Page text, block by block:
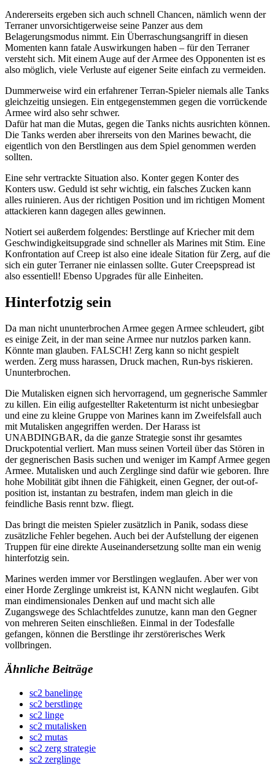
Andererseits ergeben sich auch schnell Chancen, nämlich wenn der
Terraner unvorsichtigerweise seine Panzer aus dem
Belagerungsmodus nimmt. Ein Überraschungsangriff in diesen
Momenten kann fatale Auswirkungen haben – für den Terraner
versteht sich. Mit einem Auge auf der Armee des Opponenten ist es
also möglich, viele Verluste auf eigener Seite einfach zu vermeiden.
Dummerweise wird ein erfahrener Terran-Spieler niemals alle Tanks
gleichzeitig unsiegen. Ein entgegenstemmen gegen die vorrückende
Armee wird also sehr schwer.
Dafür hat man die Mutas, gegen die Tanks nichts ausrichten können.
Die Tanks werden aber ihrerseits von den Marines bewacht, die
eigentlich von den Berstlingen aus dem Spiel genommen werden
sollten.
Eine sehr vertrackte Situation also. Konter gegen Konter des
Konters usw. Geduld ist sehr wichtig, ein falsches Zucken kann
alles ruinieren. Aus der richtigen Position und im richtigen Moment
attackieren kann dagegen alles gewinnen.
Notiert sei außerdem folgendes: Berstlinge auf Kriecher mit dem
Geschwindigkeitsupgrade sind schneller als Marines mit Stim. Eine
Konfrontation auf Creep ist also eine ideale Sitation für Zerg, auf die
sich ein guter Terraner nie einlassen sollte. Guter Creepspread ist
also essentiell! Ebenso Upgrades für alle Einheiten.
Hinterfotzig sein
Da man nicht ununterbrochen Armee gegen Armee schleudert, gibt
es einige Zeit, in der man seine Armee nur nutzlos parken kann.
Könnte man glauben. FALSCH! Zerg kann so nicht gespielt
werden. Zerg muss harassen, Druck machen, Run-bys riskieren.
Ununterbrochen.
Die Mutalisken eignen sich hervorragend, um gegnerische Sammler
zu killen. Ein eilig aufgestellter Raketenturm ist nicht unbesiegbar
und eine zu kleine Gruppe von Marines kann im Zweifelsfall auch
mit Mutalisken angegriffen werden. Der Harass ist
UNABDINGBAR, da die ganze Strategie sonst ihr gesamtes
Druckpotential verliert. Man muss seinen Vorteil über das Stören in
der gegnerischen Basis suchen und weniger im Kampf Armee gegen
Armee. Mutalisken und auch Zerglinge sind dafür wie geboren. Ihre
hohe Mobilität gibt ihnen die Fähigkeit, einen Gegner, der out-of-
position ist, instantan zu bestrafen, indem man gleich in die
feindliche Basis rennt bzw. fliegt.
Das bringt die meisten Spieler zusätzlich in Panik, sodass diese
zusätzliche Fehler begehen. Auch bei der Aufstellung der eigenen
Truppen für eine direkte Auseinandersetzung sollte man ein wenig
hinterfotzig sein.
Marines werden immer vor Berstlingen weglaufen. Aber wer von
einer Horde Zerglinge umkreist ist, KANN nicht weglaufen. Gibt
man eindimensionales Denken auf und macht sich alle
Zugangswege des Schlachtfeldes zunutze, kann man den Gegner
von mehreren Seiten einschließen. Einmal in der Todesfalle
gefangen, können die Berstlinge ihr zerstörerisches Werk
vollbringen.
Ähnliche Beiträge
sc2 banelinge
sc2 berstlinge
sc2 linge
sc2 mutalisken
sc2 mutas
sc2 zerg strategie
sc2 zerglinge